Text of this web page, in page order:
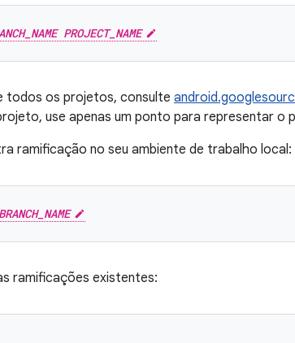
PROJECT_NAME
todos os projetos, consulte
use apenas um ponto para representar o
ramificação no seu ambiente de trabalho local:
BRANCH_NAME
ramificações existentes: